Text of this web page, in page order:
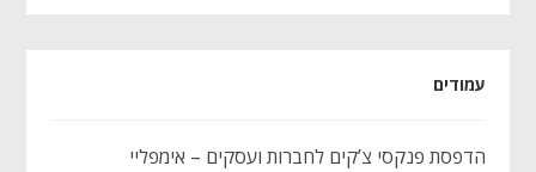
עמודים
הדפסת פנקסי צ’קים לחברות ועסקים – אימפליי